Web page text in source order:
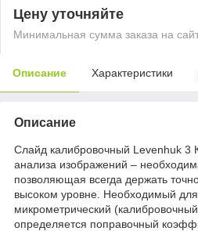
Цену уточняйте
Минимальная сумма заказа на
Описание Характеристики
Описание
Слайд калибровочный Levenhuk 3
анализа изображений –
позволяющая всегда держать
высоком уровне. Необходимый для
микрометрический
определяется поправочный